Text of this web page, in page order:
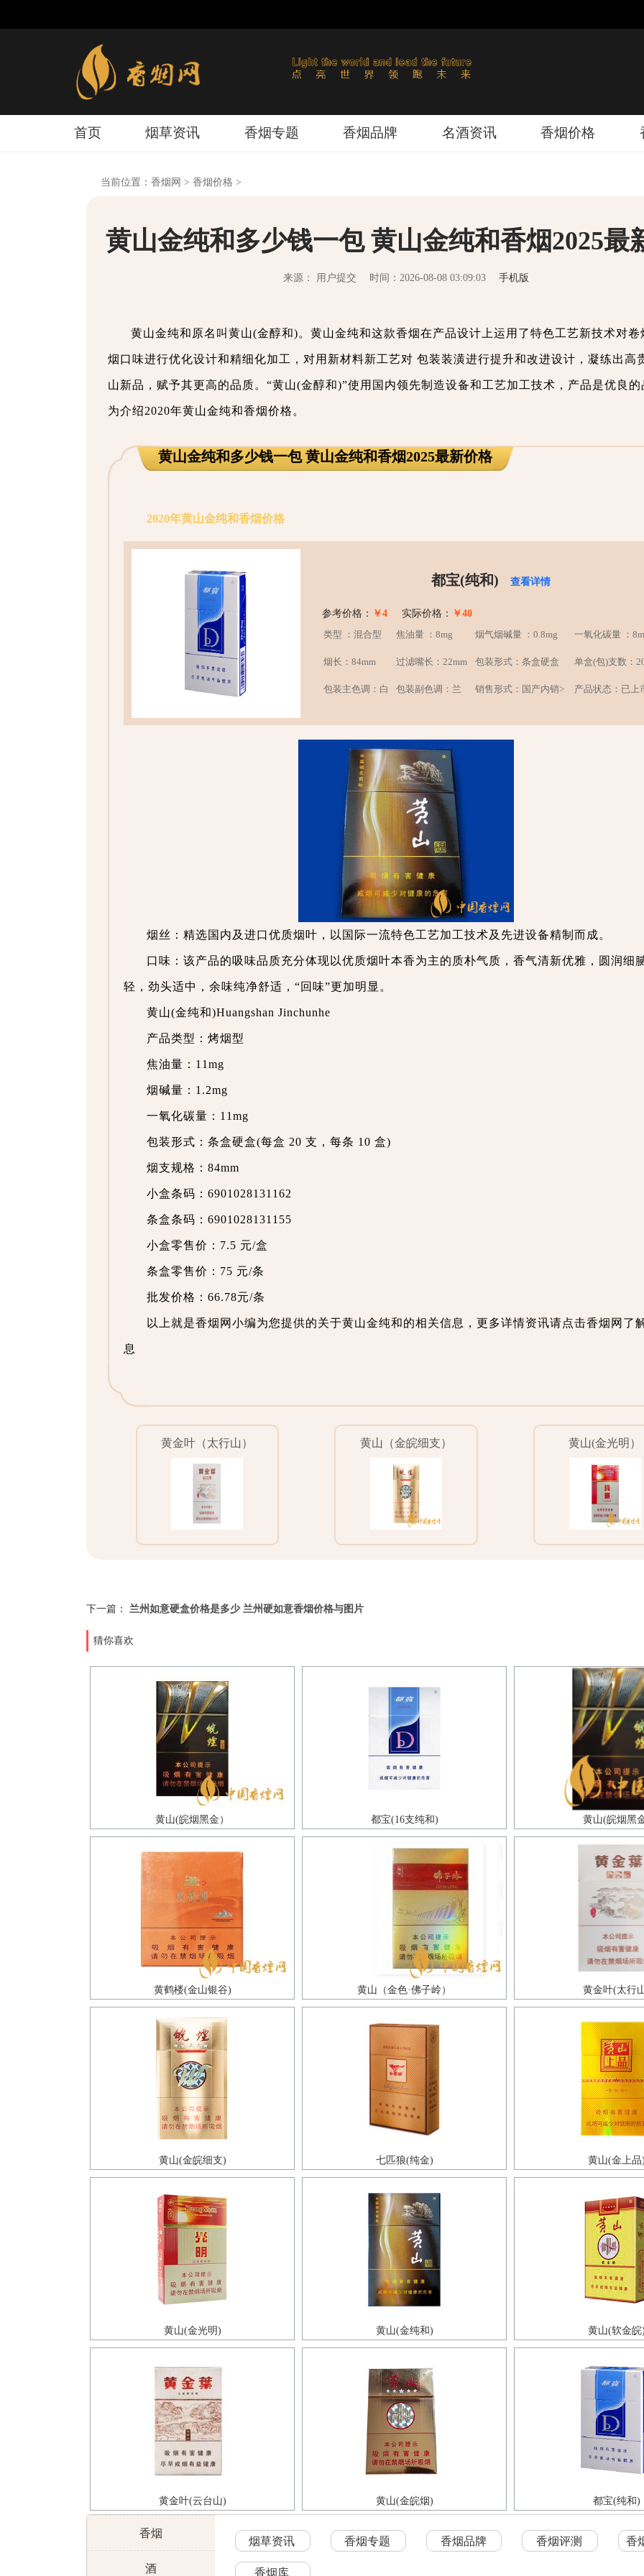
首页 烟草资讯 香烟专题 香烟品牌 名酒资讯 香烟价格
当前位置： 香烟网 > 香烟价格 >
黄山金纯和多少钱一包 黄山金纯和香烟2025最
来源： 用户提交 时间：2026-08-08 03:09:03 手机版
黄山金纯和原名叫黄山(金醇和)。黄山金纯和这款香烟在产品设计上运用了特色工艺新技术对卷
烟口味进行优化设计和精细化加工，对用新材料新工艺对 包装装潢进行提升和改进设计，凝练出高
山新品，赋予其更高的品质。“黄山(金醇和)”使用国内领先制造设备和工艺加工技术，产品是优良
为介绍2020年黄山金纯和香烟价格。
黄山金纯和多少钱一包 黄山金纯和香烟2025最新价格
2020年黄山金纯和香烟价格
都宝(纯和) 查看详情
参考价格： ￥4 实际价格： ￥40
类型 ：混合型
焦油量 ：8mg 烟气烟碱量 ：0.8mg 一氧化碳量 ：
烟长：84mm 过滤嘴长：22mm 包装形式：条盒硬盒 单盒(包)支数：
包装主色调：白 包装副色调：兰 销售形式：国产内销> 产品状态：已上
烟丝：精选国内及进口优质烟叶，以国际一流特色工艺加工技术及先进设备精制而成。
口味：该产品的吸味品质充分体现以优质烟叶本香为主的质朴气质，香气清新优雅，圆润细
轻，劲头适中，余味纯净舒适，“回味”更加明显。
黄山(金纯和)Huangshan Jinchunhe
产品类型：烤烟型
焦油量：11mg
烟碱量：1.2mg
一氧化碳量：11mg
包装形式：条盒硬盒(每盒 20 支，每条 10 盒)
烟支规格：84mm
小盒条码：6901028131162
条盒条码：6901028131155
小盒零售价：7.5 元/盒
条盒零售价：75 元/条
批发价格：66.78元/条
以上就是香烟网小编为您提供的关于黄山金纯和的相关信息，更多详情资讯请点击香烟网了
息
黄金叶（太行山） 黄山（金皖细支） 黄山(金光明）
下一篇： 兰州如意硬盒价格是多少 兰州硬如意香烟价格与图片
猜你喜欢
黄山(皖烟黑金） 都宝(16支纯和) 黄山(皖烟黑
黄鹤楼(金山银谷) 黄山（金色·佛子岭） 黄金叶(太行
黄山(金皖细支) 七匹狼(纯金) 黄山(金上品
黄山(金光明) 黄山(金纯和) 黄山(软金皖
黄金叶(云台山) 黄山(金皖烟) 都宝(纯和)
香烟
酒
烟草资讯 香烟专题 香烟品牌 香烟评测 香
香烟库